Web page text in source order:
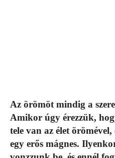
Az örömöt mindig a
Amikor úgy érezzük,
tele van az élet
egy erős mágnes.